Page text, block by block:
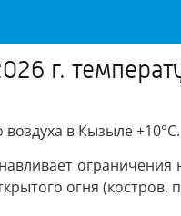
г.
в Кызыле +10°С.
огня